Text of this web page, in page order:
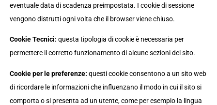
eventuale data di scadenza preimpostata. I cookie di sessione
vengono distrutti ogni volta che il browser viene chiuso.
Cookie Tecnici: questa tipologia di cookie è necessaria per
permettere il corretto funzionamento di alcune sezioni del sito.
Cookie per le preferenze: questi cookie consentono a un sito web
di ricordare le informazioni che influenzano il modo in cui il sito si
comporta o si presenta ad un utente, come per esempio la lingua